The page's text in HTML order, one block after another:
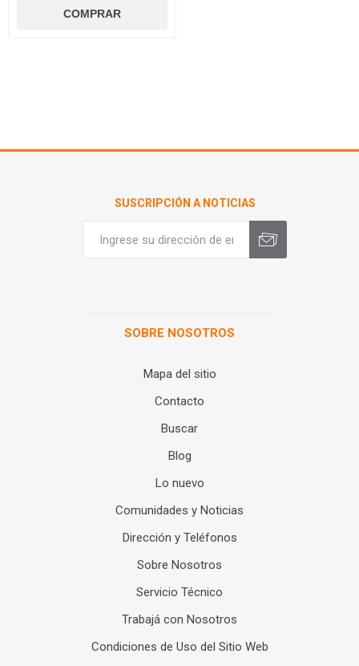
SUSCRIPCIÓN A NOTICIAS
SOBRE NOSOTROS
Mapa del sitio
Contacto
Buscar
Blog
Lo nuevo
Comunidades y Noticias
Dirección y Teléfonos
Sobre Nosotros
Servicio Técnico
Trabajá con Nosotros
Condiciones de Uso del Sitio Web